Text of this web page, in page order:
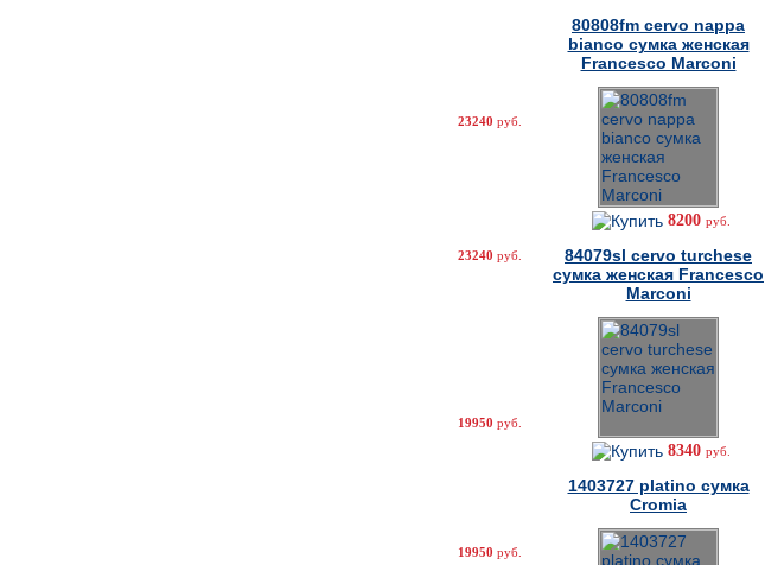
23240 руб.
23240 руб.
19950 руб.
19950 руб.
80808fm cervo nappa
bianco сумка женская
Francesco Marconi
8200 руб.
84079sl cervo turchese
сумка женская Francesco
Marconi
8340 руб.
1403727 platino сумка
Cromia